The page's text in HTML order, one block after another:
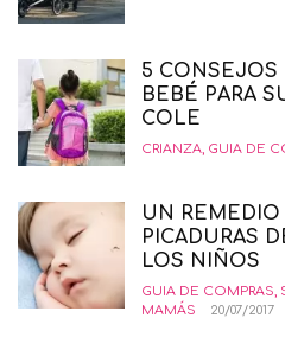
5 CONSEJOS
BEBÉ PARA
COLE
CRIANZA, GUIA DE
UN REMEDIO
PICADURAS
LOS NIÑOS
GUIA DE COMPRAS,
MAMÁS
20/07/2017